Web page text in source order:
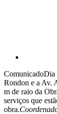
ComunicadoDia
Rondon e a Av.
m de raio da
serviços que
obra.